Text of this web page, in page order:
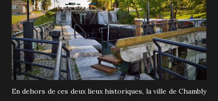
En dehors de ces deux lieux historiques, la ville de Chambly